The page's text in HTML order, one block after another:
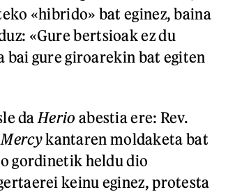
«hibrido» bat eginez, baina
«Gure bertsioak ez du
gure giroarekin bat egiten
da Herio abestia ere: Rev.
kantaren moldaketa bat
gordinetik heldu dio
keinu eginez, protesta